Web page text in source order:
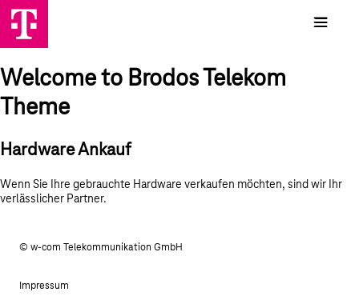
Welcome to Brodos Telekom
Theme
Hardware Ankauf
Wenn Sie Ihre gebrauchte Hardware verkaufen möchten, sind wir Ihr
verlässlicher Partner.
© w-com Telekommunikation GmbH
Impressum